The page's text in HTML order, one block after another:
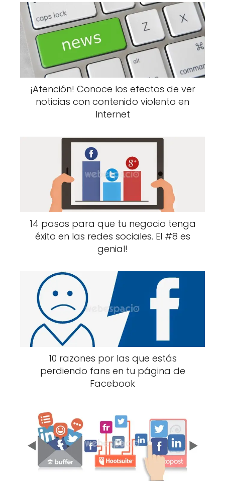
¡Atención! Conoce los efectos de ver
noticias con contenido violento en
Internet
14 pasos para que tu negocio tenga
éxito en las redes sociales. El #8 es
genial!
10 razones por las que estás
perdiendo fans en tu página de
Facebook